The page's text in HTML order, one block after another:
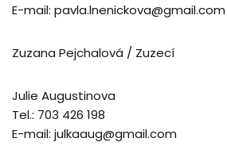
E-mail: pavla.lnenickova@gmail.com
Zuzana Pejchalová / Zuzecí
Julie Augustinova
Tel.: 703 426 198
E-mail: julkaaug@gmail.com